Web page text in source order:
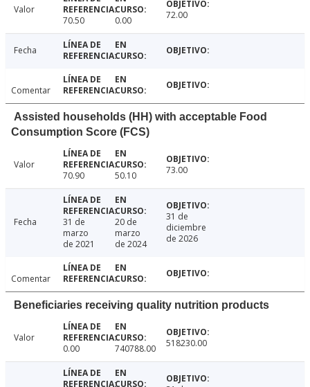
Valor
70.50
0.00 72.00
Fecha
Comentar
Assisted households (HH) with acceptable Food
Consumption Score (FCS)
Valor
70.90
50.10 73.00
Fecha
31 de
marzo
de 2021
20 de
marzo
de 2024
31 de
diciembre
de 2026
Comentar
Beneficiaries receiving quality nutrition products
Valor
0.00
740788.00 518230.00